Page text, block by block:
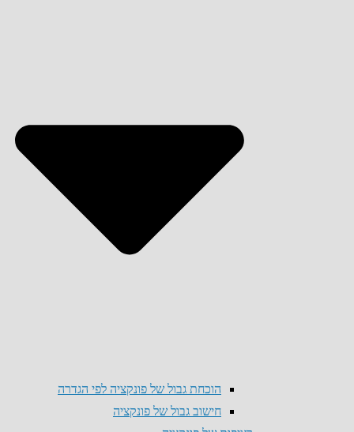
הוכחת גבול של פונקציה לפי הגדרה
חישוב גבול של פונקציה